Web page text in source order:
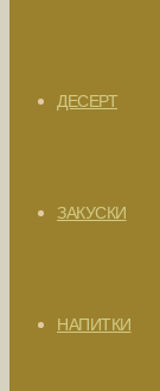
ДЕСЕРТ
ЗАКУСКИ
НАПИТКИ